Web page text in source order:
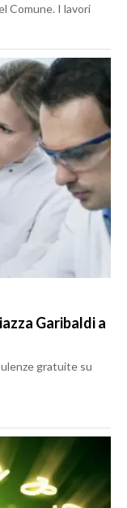
Comune. I lavori
Garibaldi a
gratuite su